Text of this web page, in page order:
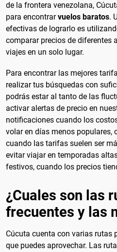
de la frontera venezolana,
para encontrarvuelos baratos.
efectivas de lograrlo es
comparar precios de diferentes
viajes en un solo lugar.
Para encontrar las mejores
realizar tus búsquedas con
podrás estar al tanto de las
activar alertas de precio en
notificaciones cuando los
volar en días menos populares,
cuando las tarifas suelen ser
evitar viajar en temporadas
festivos, cuando los precios
¿Cuales son las
frecuentes y las
Cúcuta cuenta con varias rutas
que puedes aprovechar. Las